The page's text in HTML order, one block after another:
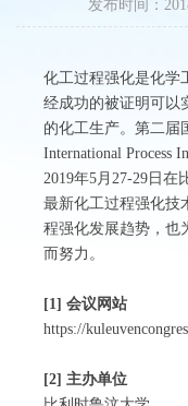
发布时间：
化工过程强化是化学
经成功的被证明可以
的化工生产。第二届
International Process
2019年5月27-29日
最新化工过程强化技
程强化发展趋势，也
而努力。
[1] 会议网站
https://
[2] 主办单位